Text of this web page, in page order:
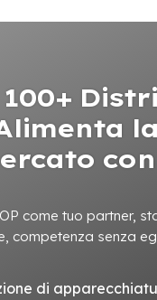
Alimenta
come tuo partner,
competenza senza
di